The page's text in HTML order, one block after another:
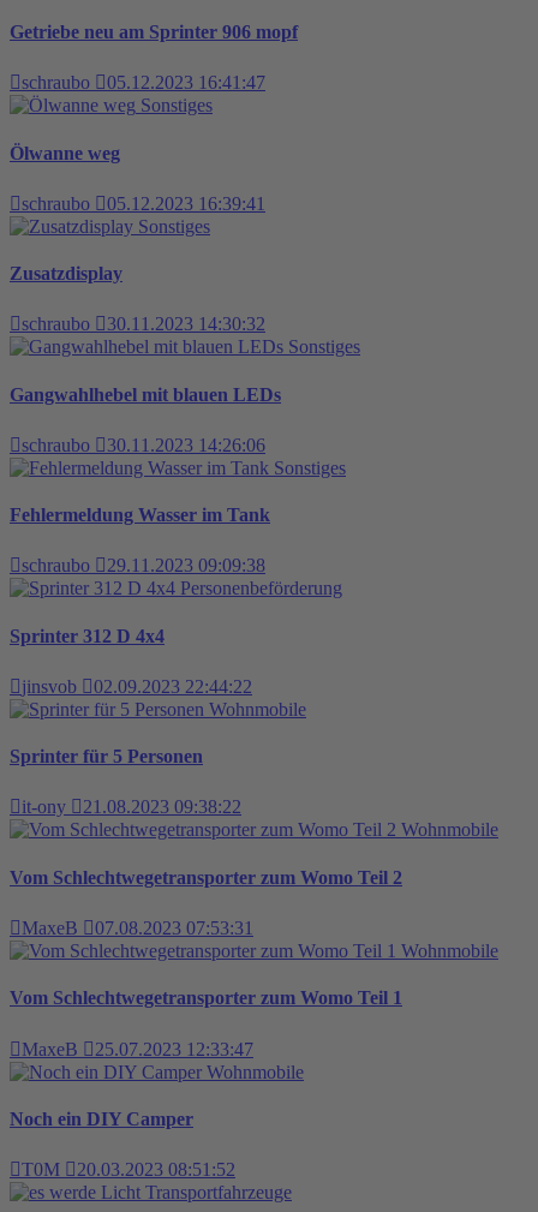
Getriebe neu am Sprinter 906 mopf
schraubo
05.12.2023 16:41:47
Sonstiges
Ölwanne weg
schraubo
05.12.2023 16:39:41
Sonstiges
Zusatzdisplay
schraubo
30.11.2023 14:30:32
Sonstiges
Gangwahlhebel mit blauen LEDs
schraubo
30.11.2023 14:26:06
Sonstiges
Fehlermeldung Wasser im Tank
schraubo
29.11.2023 09:09:38
Personenbeförderung
Sprinter 312 D 4x4
jinsvob
02.09.2023 22:44:22
Wohnmobile
Sprinter für 5 Personen
it-ony
21.08.2023 09:38:22
Wohnmobile
Vom Schlechtwegetransporter zum Womo Teil 2
MaxeB
07.08.2023 07:53:31
Wohnmobile
Vom Schlechtwegetransporter zum Womo Teil 1
MaxeB
25.07.2023 12:33:47
Wohnmobile
Noch ein DIY Camper
T0M
20.03.2023 08:51:52
Transportfahrzeuge